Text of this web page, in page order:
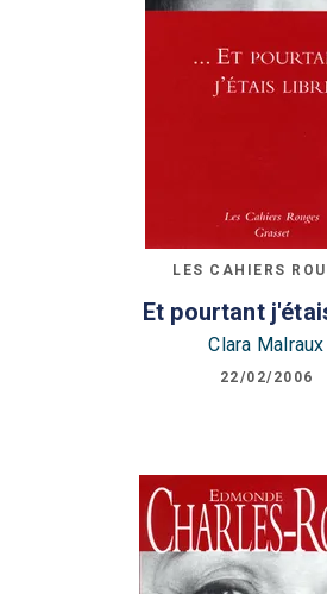
LES CAHIERS
Et pourtant
Clara Malraux
22/02/2006